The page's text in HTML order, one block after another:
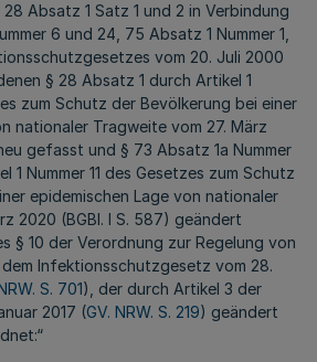
28 Absatz 1 Satz 1 und 2 in Verbindung
6 und 24, 75 Absatz 1 Nummer 1,
vom 20. Juli 2000
§ 28 Absatz 1 durch Artikel 1
zum Schutz der Bevölkerung bei einer
nationaler Tragweite vom 27. März
gefasst und § 73 Absatz 1a Nummer
1 Nummer 11 des Gesetzes zum Schutz
epidemischen Lage von nationaler
2020 (BGBl. I S. 587) geändert
§ 10 der Verordnung zur Regelung von
Infektionsschutzgesetz vom 28.
S. 701), der durch Artikel 3 der
2017 (GV. NRW. S. 219) geändert